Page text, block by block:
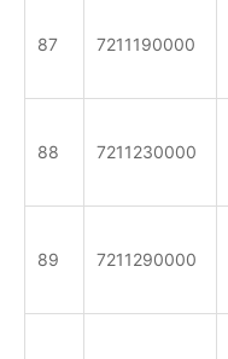
87 7211190000
88 7211230000
89 7211290000